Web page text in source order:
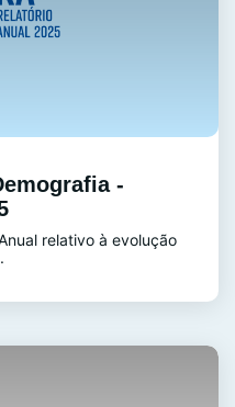
-
relativo à evolução